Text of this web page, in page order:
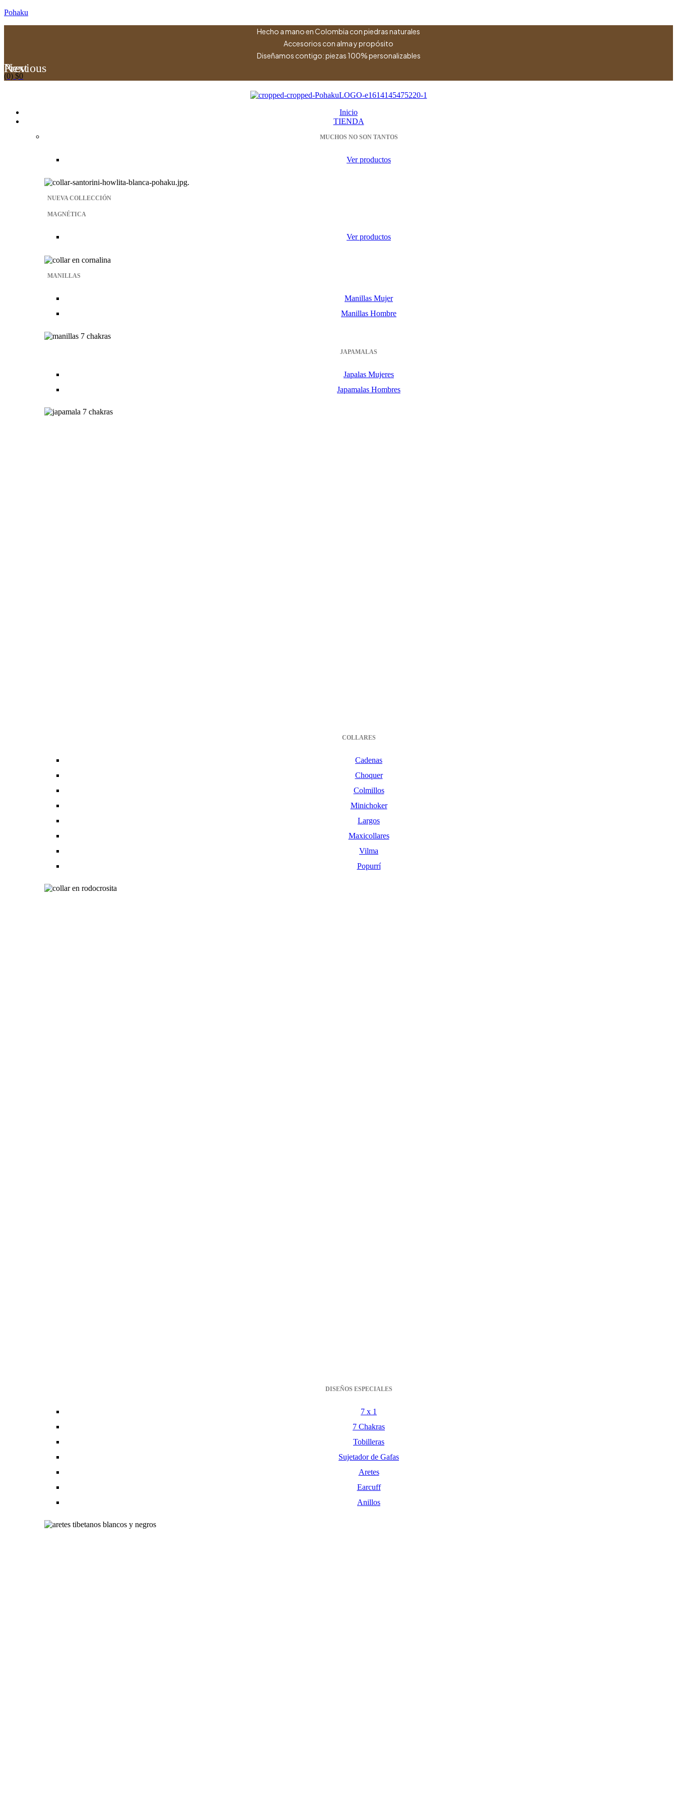
Pohaku
Hecho a mano en Colombia con piedras naturales
Accesorios con alma y propósito
Diseñamos contigo: piezas 100% personalizables
Previous
Next
(0) $0
Inicio
TIENDA
MUCHOS NO SON TANTOS
Ver productos
NUEVA COLLECCIÓN
MAGNÉTICA
Ver productos
MANILLAS
Manillas Mujer
Manillas Hombre
JAPAMALAS
Japalas Mujeres
Japamalas Hombres
COLLARES
Cadenas
Choquer
Colmillos
Minichoker
Largos
Maxicollares
Vilma
Popurrí
DISEÑOS ESPECIALES
7 x 1
7 Chakras
Tobilleras
Sujetador de Gafas
Aretes
Earcuff
Anillos